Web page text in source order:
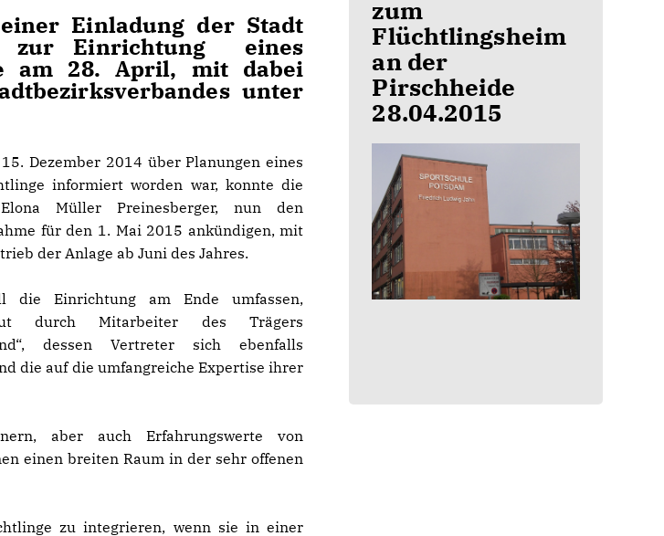
Einladung der Stadt
zur Einrichtung eines
am 28. April, mit dabei
unter
Dezember 2014 über Planungen eines
informiert worden war, konnte die
Elona Müller Preinesberger, nun den
für den 1. Mai 2015 ankündigen, mit
der Anlage ab Juni des Jahres.
die Einrichtung am Ende umfassen,
durch Mitarbeiter des Trägers
dessen Vertreter sich ebenfalls
die auf die umfangreiche Expertise ihrer
aber auch Erfahrungswerte von
einen breiten Raum in der sehr offenen
zu integrieren, wenn sie in einer
zum
Flüchtlingsheim
an der
Pirschheide
28.04.2015